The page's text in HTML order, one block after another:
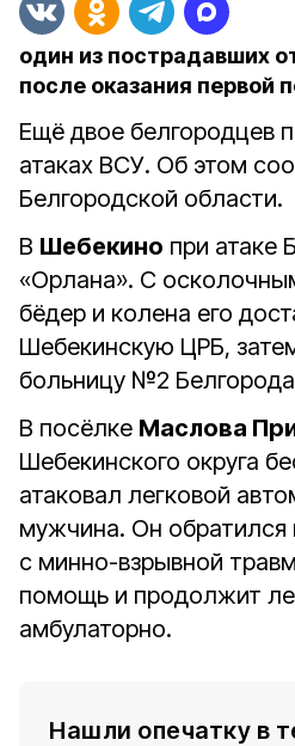
один из пострадавших
после оказания первой
Ещё двое белгородцев
атаках ВСУ. Об этом
Белгородской области.
В Шебекино при атаке
«Орлана». С
бёдер и колена его
Шебекинскую ЦРБ,
больницу №2
В посёлке Маслова
Шебекинского округа
атаковал легковой
мужчина. Он
с минно-взрывной
помощь и продолжит
амбулаторно.
Нашли опечатку в